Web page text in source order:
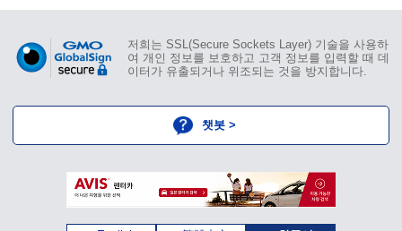
저희는 SSL(Secure Sockets Layer) 기술을 사용하
여 개인 정보를 보호하고 고객 정보를 입력할 때 데
이터가 유출되거나 위조되는 것을 방지합니다.
챗봇 >